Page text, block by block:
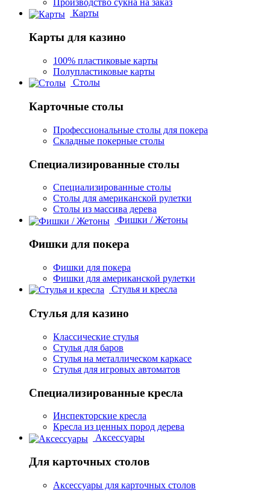
Производство сукна на заказ
Карты
Карты для казино
100% пластиковые карты
Полупластиковые карты
Столы
Карточные столы
Профессиональные столы для покера
Складные покерные столы
Специализированные столы
Специализированные столы
Столы для американской рулетки
Столы из массива дерева
Фишки / Жетоны
Фишки для покера
Фишки для покера
Фишки для американской рулетки
Стулья и кресла
Стулья для казино
Классические стулья
Стулья для баров
Стулья на металлическом каркасе
Стулья для игровых автоматов
Специализированные кресла
Инспекторские кресла
Кресла из ценных пород дерева
Аксессуары
Для карточных столов
Аксессуары для карточных столов